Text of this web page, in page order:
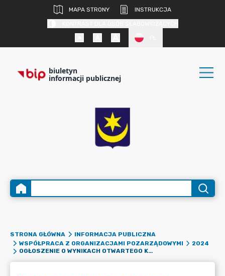
MAPA STRONY
INSTRUKCJA
biuletyn
informacji publicznej
STRONA GŁÓWNA
INFORMACJA PUBLICZNA
WSPÓŁPRACA Z ORGANIZACJAMI POZARZĄDOWYMI
2024
OGŁOSZENIE O WYNIKACH OTWARTEGO KONKURSU OFERT NA REALIZACJĘ ZADAŃ PUBLICZNYCH O CHARAKTERZE POŻYTKU PUBLICZNEGO W 2024 ROKU